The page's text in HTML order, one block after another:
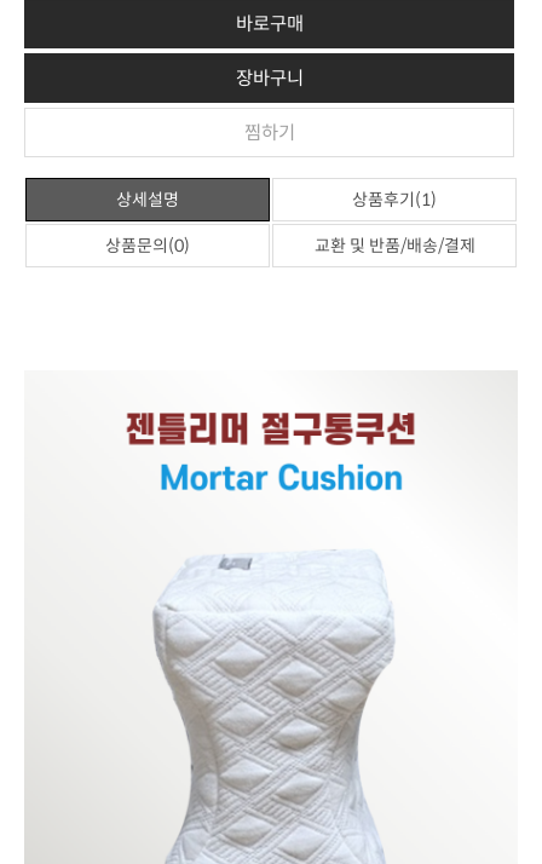
바로구매
장바구니
찜하기
상세설명 상품후기(1)
상품문의(0) 교환 및 반품/배송/결제